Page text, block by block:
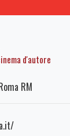
d'autore
RM